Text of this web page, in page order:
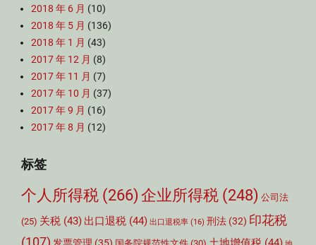
2018 年 6 月 (10)
2018 年 5 月 (136)
2018 年 1 月 (43)
2017 年 12 月 (8)
2017 年 11 月 (7)
2017 年 10 月 (37)
2017 年 9 月 (16)
2017 年 8 月 (12)
标签
个人所得税 (266) 企业所得税 (248) 公司法
(25) 关税 (43) 出口退税 (44) 出口退税率 (16) 刑法 (32) 印花税
(107)